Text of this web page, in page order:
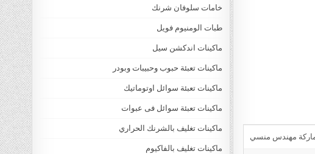
خامات سلوفان شرنك
طبات الومنيوم فويل
ماكينات اندكشن سيل
ماكينات تعبئة حبوب وحبيبات وبودر
ماكينات تعبئة سوائل اوتوماتيك
ماكينات تعبئة سوائل فى عبوات
ماكينات تغليف بالشرنك الحراري
ماكينات تغليف بالفاكيوم